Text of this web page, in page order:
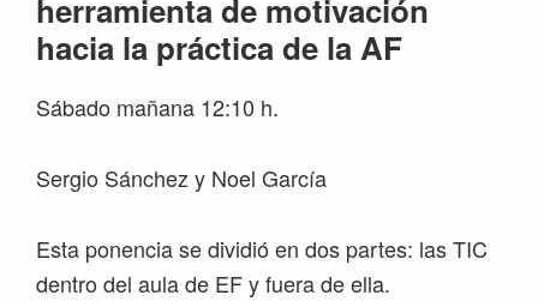
herramienta de motivación
hacia la práctica de la AF
Sábado mañana 12:10 h.
Sergio Sánchez y Noel García
Esta ponencia se dividió en dos partes: las TIC
dentro del aula de EF y fuera de ella.